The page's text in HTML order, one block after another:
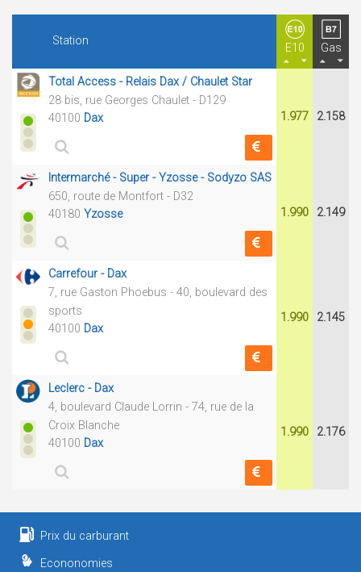
Station
E10 Gas
Total Access - Relais Dax / Chaulet Star
28 bis, rue Georges Chaulet - D129
40100 Dax 1.977 2.158
Intermarché - Super - Yzosse - Sodyzo SAS
650, route de Montfort - D32
40180 Yzosse 1.990 2.149
Carrefour - Dax
7, rue Gaston Phoebus - 40, boulevard des
sports
40100 Dax
1.990 2.145
Leclerc - Dax
4, boulevard Claude Lorrin - 74, rue de la
Croix Blanche
40100 Dax
1.990 2.176
Prix du carburant
Econonomies